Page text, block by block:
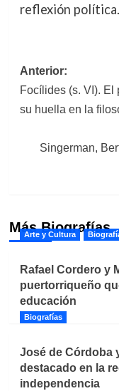
reflexión política.
de
Anterior:
Focílides (s. VI). El
su huella en la
Singerman,
Más Biografías
Arte y Cultura
Rafael Cordero y
puertorriqueño
educación
Biografías
José de Córdoba
destacado en la
independencia